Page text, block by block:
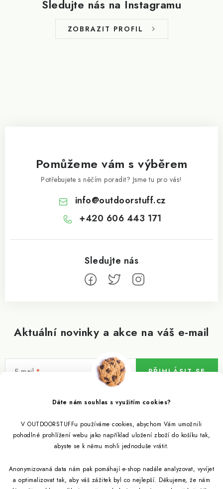
Dáte nám souhlas s využitím cookies?
V OUTDOORSTUFFu používáme cookies, abychom Vám umožnili
pohodlné prohlížení webu jako například uložení zboží do košíku tak,
abyste se k němu mohli jednoduše vrátit.
Anonymizovaná data nám pak pomáhají e-shop nadále analyzovat, vyvíjet
a optimalizovat tak, aby váš zážitek byl co nejlepší. Děkujeme, že nám
Sledujte nás na Instagramu
ZOBRAZIT PROFIL
Aktuální novinky a akce na váš e-mail
E-mail
Vložením e-mailu souhlasíte spodmínkami ochrany osobních údajů
PŘIHLÁSIT SE
Pomůžeme vám s výběrem
Potřebujete s něčím poradit? Jsme tu pro vás!
info@outdoorstuff.cz
+420 606 443 171
Informace pro vás
Věrnostní program
Citronela a její účinky
Outdoor poradna